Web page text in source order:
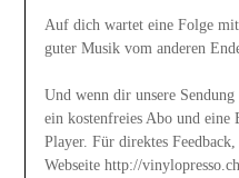
Auf dich wartet eine Folge
guter Musik vom anderen
Und wenn dir unsere
ein kostenfreies Abo und eine
Player. Für direktes
Webseite http://